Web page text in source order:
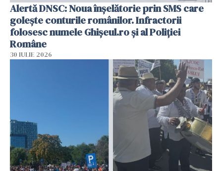
Alertă DNSC: Noua înșelătorie prin SMS care
golește conturile românilor. Infractorii
folosesc numele Ghișeul.ro și al Poliției
Române
30 IULIE 2026